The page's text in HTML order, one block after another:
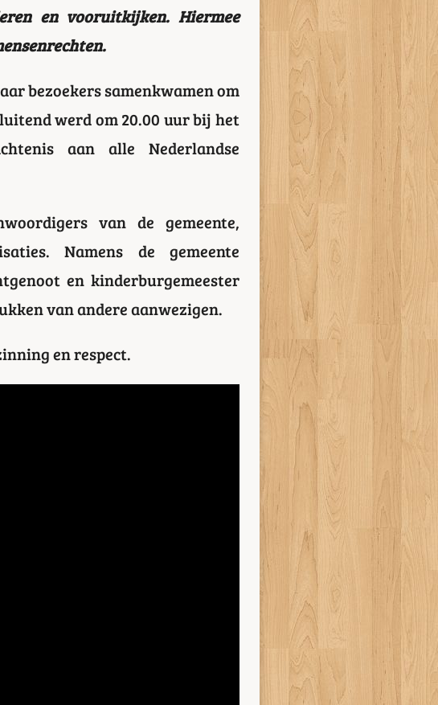
en vooruitkijken. Hiermee
bezoekers samenkwamen om
werd om 20.00 uur bij het
aan alle Nederlandse
van de gemeente,
Namens de gemeente
en kinderburgemeester
van andere aanwezigen.
en respect.